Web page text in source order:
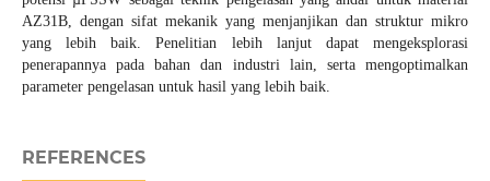
AZ31B, dengan sifat mekanik yang menjanjikan dan struktur mikro
yang lebih baik. Penelitian lebih lanjut dapat mengeksplorasi
penerapannya pada bahan dan industri lain, serta mengoptimalkan
parameter pengelasan untuk hasil yang lebih baik.
REFERENCES